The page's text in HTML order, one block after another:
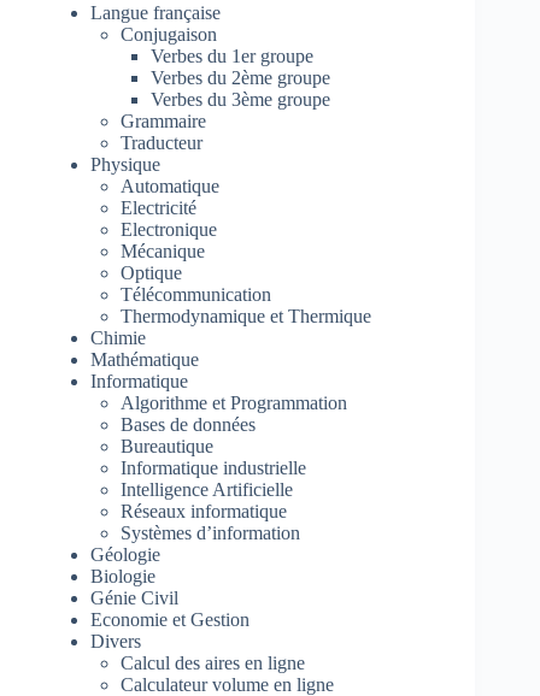
Langue française
Conjugaison
Verbes du 1er groupe
Verbes du 2ème groupe
Verbes du 3ème groupe
Grammaire
Traducteur
Physique
Automatique
Electricité
Electronique
Mécanique
Optique
Télécommunication
Thermodynamique et Thermique
Chimie
Mathématique
Informatique
Algorithme et Programmation
Bases de données
Bureautique
Informatique industrielle
Intelligence Artificielle
Réseaux informatique
Systèmes d’information
Géologie
Biologie
Génie Civil
Economie et Gestion
Divers
Calcul des aires en ligne
Calculateur volume en ligne